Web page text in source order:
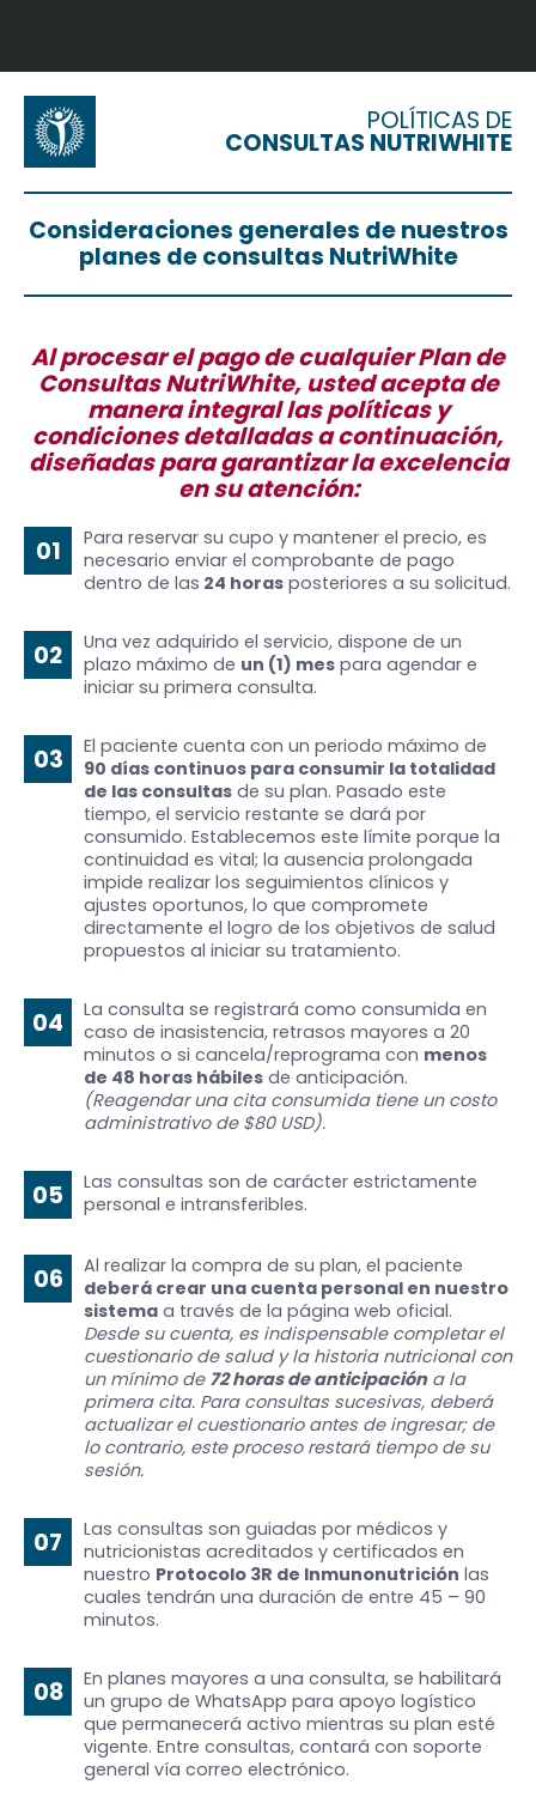
POLÍTICAS DE
CONSULTAS NUTRIWHITE
Consideraciones generales de nuestros
planes de consultas NutriWhite
Al procesar el pago de cualquier Plan de
Consultas NutriWhite, usted acepta de
manera integral las políticas y
condiciones detalladas a continuación,
diseñadas para garantizar la excelencia
en su atención:
01
Para reservar su cupo y mantener el precio, es
necesario enviar el comprobante de pago
dentro de las 24 horas posteriores a su solicitud.
02
Una vez adquirido el servicio, dispone de un
plazo máximo de un (1) mes para agendar e
iniciar su primera consulta.
03
El paciente cuenta con un periodo máximo de
90 días continuos para consumir la totalidad
de las consultas de su plan. Pasado este
tiempo, el servicio restante se dará por
consumido. Establecemos este límite porque la
continuidad es vital; la ausencia prolongada
impide realizar los seguimientos clínicos y
ajustes oportunos, lo que compromete
directamente el logro de los objetivos de salud
propuestos al iniciar su tratamiento.
04
La consulta se registrará como consumida en
caso de inasistencia, retrasos mayores a 20
minutos o si cancela/reprograma con menos
de 48 horas hábiles de anticipación.
(Reagendar una cita consumida tiene un costo
administrativo de $80 USD).
05
Las consultas son de carácter estrictamente
personal e intransferibles.
06
Al realizar la compra de su plan, el paciente
deberá crear una cuenta personal en nuestro
sistema a través de la página web oficial.
Desde su cuenta, es indispensable completar el
cuestionario de salud y la historia nutricional con
un mínimo de 72 horas de anticipacióna la
primera cita. Para consultas sucesivas, deberá
actualizar el cuestionario antes de ingresar; de
lo contrario, este proceso restará tiempo de su
sesión.
07
Las consultas son guiadas por médicos y
nutricionistas acreditados y certificados en
nuestro Protocolo 3R de Inmunonutrición las
cuales tendrán una duración de entre 45 – 90
minutos.
08
En planes mayores a una consulta, se habilitará
un grupo de WhatsApp para apoyo logístico
que permanecerá activo mientras su plan esté
vigente. Entre consultas, contará con soporte
general vía correo electrónico.